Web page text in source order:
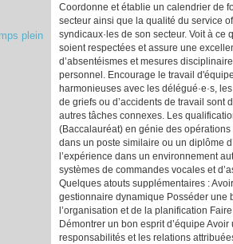
plein
Coordonne et établie un calendrier de
secteur ainsi que la qualité du service
syndicaux·les de son secteur. Voit à
soient respectées et assure une
d’absentéismes et mesures
personnel. Encourage le travail
harmonieuses avec les délégué·e·s,
de griefs ou d’accidents de travail sont
autres tâches connexes. Les
(Baccalauréat) en génie des
dans un poste similaire ou un diplôme
l’expérience dans un environnement
systèmes de commandes vocales et
Quelques atouts supplémentaires :
gestionnaire dynamique Posséder une
l’organisation et de la planification
Démontrer un bon esprit d’équipe
responsabilités et les relations